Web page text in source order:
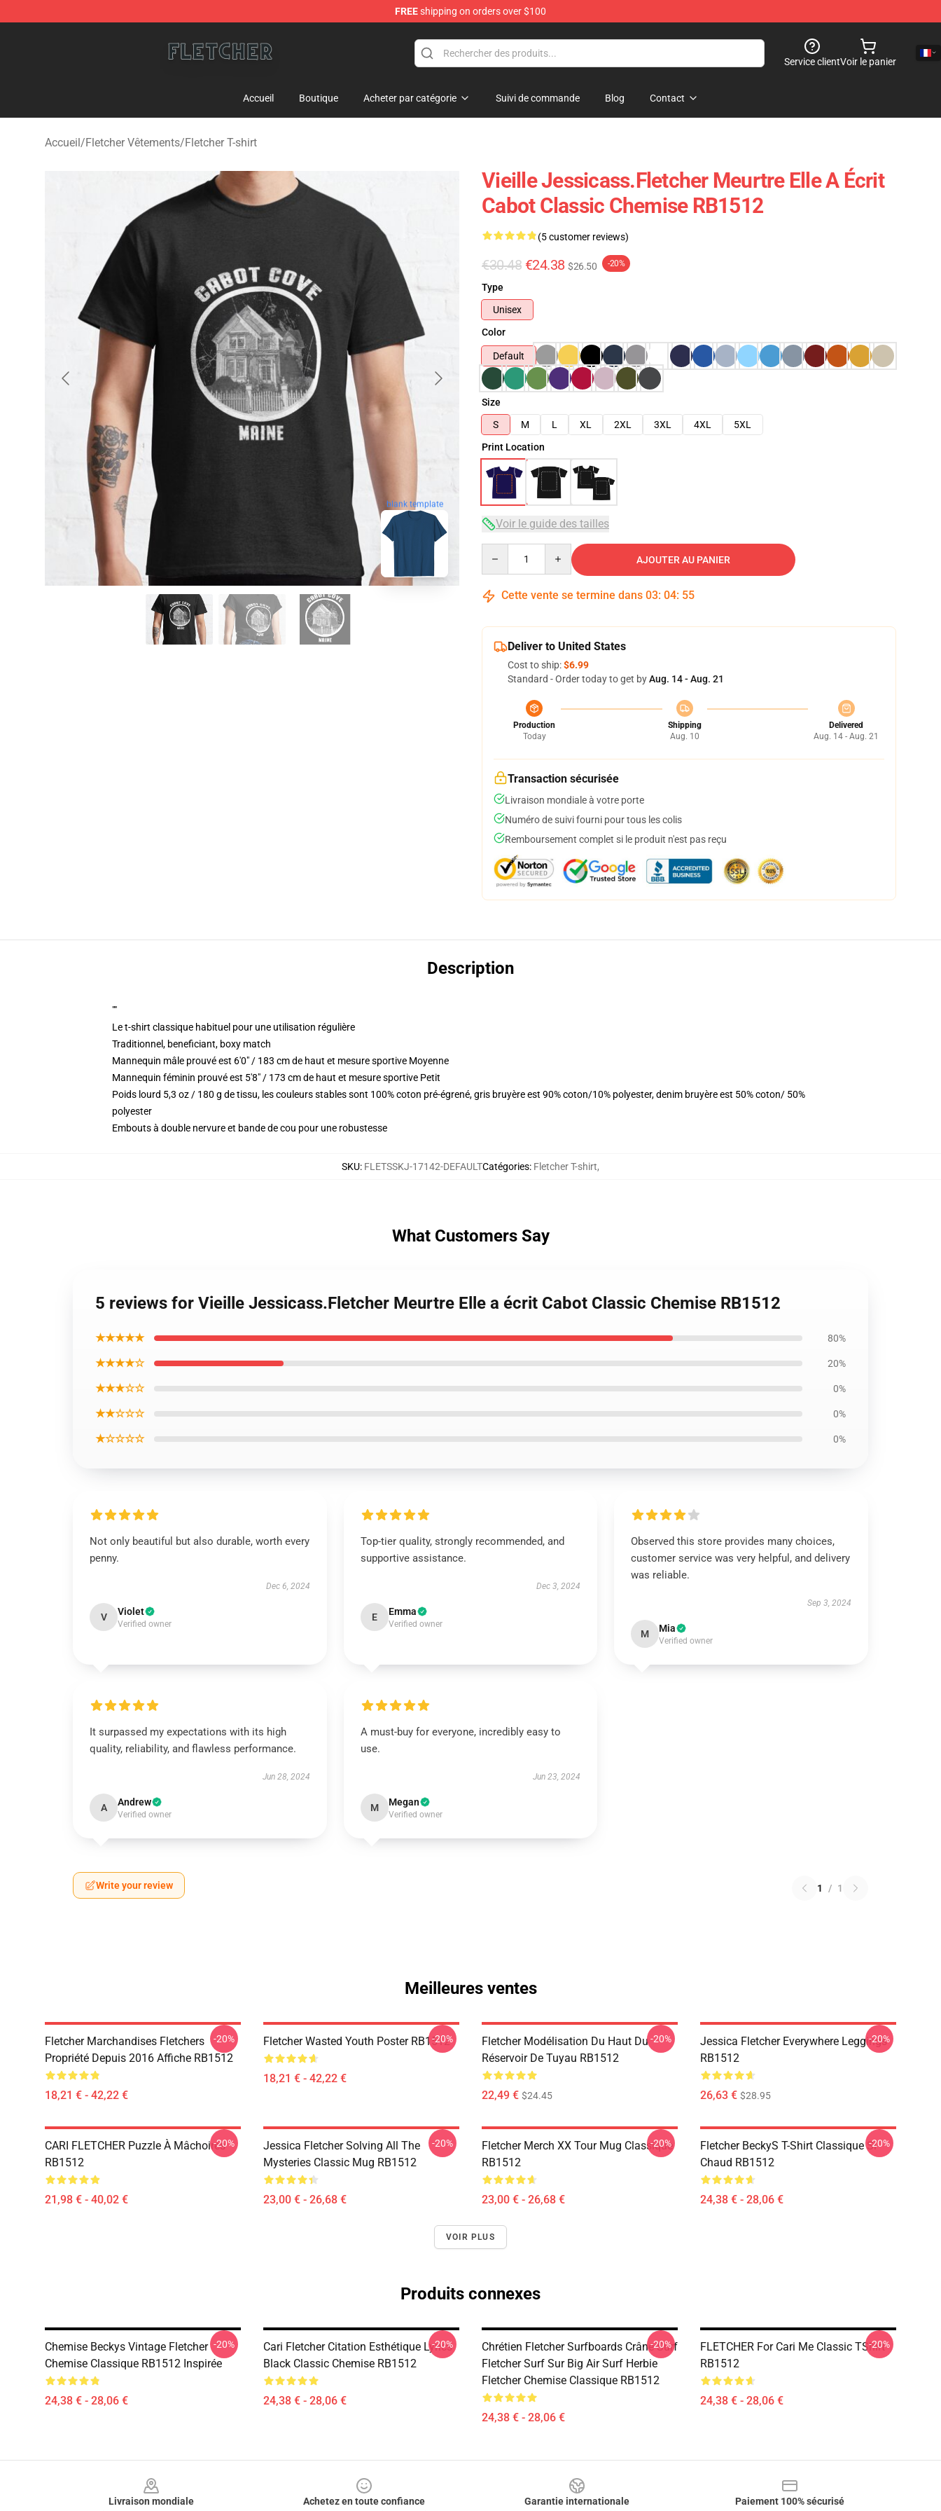
FREEshipping on orders over $100
Service clientVoir le panier
Accueil Boutique Acheter par catégorie Suivi de commande Blog Contact
Accueil/Fletcher Vêtements/Fletcher T-shirt
blank template
Vieille Jessicass.Fletcher Meurtre Elle A Écrit
Cabot Classic Chemise RB1512
(5 customer reviews)
€30.48 €24.38 $26.50 -20%
Type
Unisex
Color
Default
Size
S
M L XL 2XL 3XL 4XL
5XL
Print Location
Voir le guide des tailles
AJOUTER AU PANIER
Cette vente se termine dans 03: 04: 54
Deliver to United States
Cost to ship:$6.99
Standard - Order today to get byAug. 14 - Aug. 21
Production
Today
Shipping
Aug. 10
Delivered
Aug. 14 - Aug. 21
Transaction sécurisée
Livraison mondiale à votre porte
Numéro de suivi fourni pour tous les colis
Remboursement complet si le produit n'est pas reçu
Description
""
Le t-shirt classique habituel pour une utilisation régulière
Traditionnel, beneficiant, boxy match
Mannequin mâle prouvé est 6'0" / 183 cm de haut et mesure sportive Moyenne
Mannequin féminin prouvé est 5'8" / 173 cm de haut et mesure sportive Petit
Poids lourd 5,3 oz / 180 g de tissu, les couleurs stables sont 100% coton pré-égrené, gris bruyère est 90% coton/10% polyester, denim bruyère est 50% coton/ 50%
polyester
Embouts à double nervure et bande de cou pour une robustesse
SKU: FLETSSKJ-17142-DEFAULTCatégories: Fletcher T-shirt,
What Customers Say
5 reviews for Vieille Jessicass.Fletcher Meurtre Elle a écrit Cabot Classic Chemise RB1512
★★★★★ 80%
★★★★☆ 20%
★★★☆☆ 0%
★★☆☆☆ 0%
★☆☆☆☆ 0%
Not only beautiful but also durable, worth every
penny.
Dec 6, 2024
V Violet
Verified owner
Top-tier quality, strongly recommended, and
supportive assistance.
Dec 3, 2024
E Emma
Verified owner
Observed this store provides many choices,
customer service was very helpful, and delivery
was reliable.
Sep 3, 2024
M Mia
Verified owner
It surpassed my expectations with its high
quality, reliability, and flawless performance.
Jun 28, 2024
A Andrew
Verified owner
A must-buy for everyone, incredibly easy to
use.
Jun 23, 2024
M Megan
Verified owner
Write your review 1 / 1
Meilleures ventes
Fletcher Marchandises Fletchers
Propriété Depuis 2016 Affiche RB1512
18,21 € - 42,22 €
-20% Fletcher Wasted Youth Poster RB1512
18,21 € - 42,22 €
-20%
Fletcher Modélisation Du Haut Du
Réservoir De Tuyau RB1512
22,49 € $24.45
-20%
Jessica Fletcher Everywhere Leggings
RB1512
26,63 € $28.95
-20%
CARI FLETCHER Puzzle À Mâchoires
RB1512
21,98 € - 40,02 €
-20%
Jessica Fletcher Solving All The
Mysteries Classic Mug RB1512
23,00 € - 26,68 €
-20%
Fletcher Merch XX Tour Mug Classique
RB1512
23,00 € - 26,68 €
-20%
Fletcher BeckyS T-Shirt Classique Si
Chaud RB1512
24,38 € - 28,06 €
-20%
VOIR PLUS
Produits connexes
Chemise Beckys Vintage Fletcher
Chemise Classique RB1512 Inspirée
24,38 € - 28,06 €
-20%
Cari Fletcher Citation Esthétique Lyrics
Black Classic Chemise RB1512
24,38 € - 28,06 €
-20%
Chrétien Fletcher Surfboards Crâne Surf
Fletcher Surf Sur Big Air Surf Herbie
Fletcher Chemise Classique RB1512
24,38 € - 28,06 €
-20%
FLETCHER For Cari Me Classic TShirt
RB1512
24,38 € - 28,06 €
-20%
Livraison mondiale
Achetez en toute confiance
Garantie internationale
Paiement 100% sécurisé